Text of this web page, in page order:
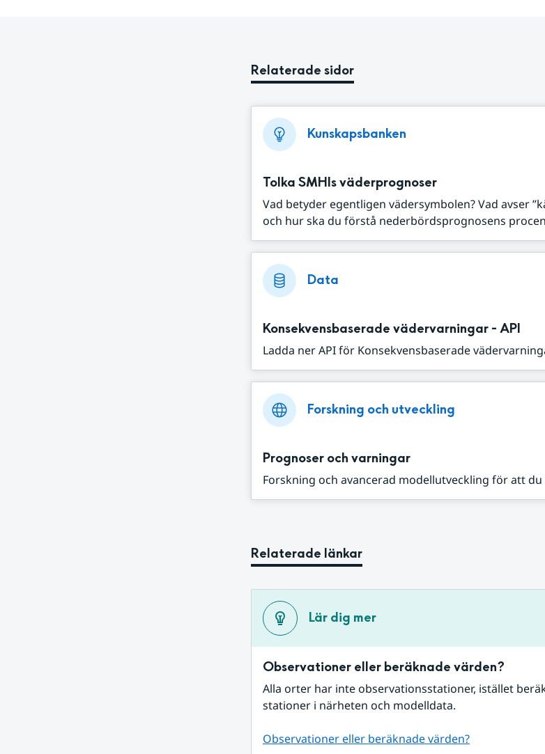
Relaterade sidor
Kunskapsbanken
Tolka SMHIs väderprognoser
Vad betyder egentligen vädersymbolen? Vad avser
och hur ska du förstå nederbördsprognosens
Data
Konsekvensbaserade vädervarningar - API
Ladda ner API för Konsekvensbaserade
Forskning och utveckling
Prognoser och varningar
Forskning och avancerad modellutveckling för att du
Relaterade länkar
Lär dig mer
Observationer eller beräknade värden?
Alla orter har inte observationsstationer, istället
stationer i närheten och modelldata.
Observationer eller beräknade värden?